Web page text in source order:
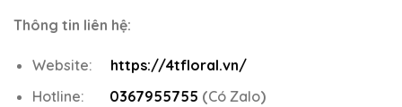
Thông tin liên hệ:
Website:
https://4tfloral.vn/
Hotline:
0367955755 (Có Zalo)